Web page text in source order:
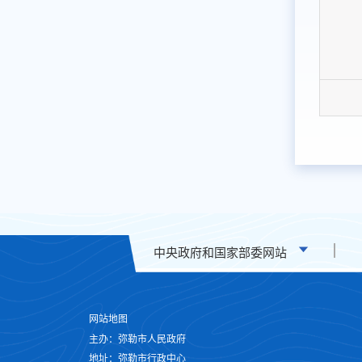
中央政府和国家部委网站
网站地图
主办：弥勒市人民政府
地址：弥勒市行政中心